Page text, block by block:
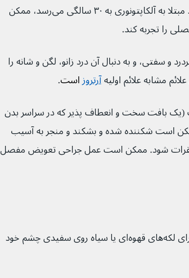
هنگامی که یک فرد مبتلا به آلکاپتونوری به ۳۰ سالگی می‌رسد، ممکن
را تجربه کند.
و سفتی، و به دنبال آن درد زانو، لگن و شانه را
مشابه علائم اولیه آرتروز است.
بافت سخت و انعطاف پذیر که در سراسر بدن
ممکن است شکننده شده و بشکند و منجر به آسیب
شود. ممکن است عمل جراحی تعویض مفصل
بسیاری از افراد دارای لکه‌های قهوه‌ای یا سیاه روی سفیدی چشم خود